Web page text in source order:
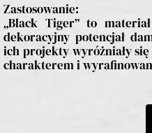
Zastosowanie:
„Black Tiger” to
dekoracyjny potencjał
ich projekty wyróżniały
charakterem i